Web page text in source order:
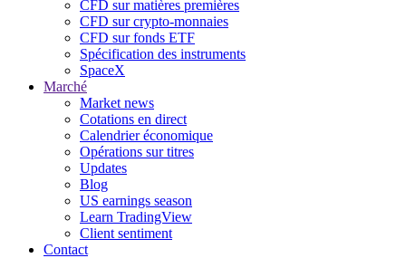
CFD sur matières premières
CFD sur crypto-monnaies
CFD sur fonds ETF
Spécification des instruments
SpaceX
Marché
Market news
Cotations en direct
Calendrier économique
Opérations sur titres
Updates
Blog
US earnings season
Learn TradingView
Client sentiment
Contact